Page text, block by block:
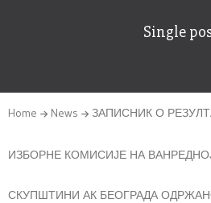
Single
Home News ЗАПИСНИК О
ИЗБОРНЕ КОМИСИЈЕ НА
СКУПШТИНИ АК БЕОГРАДА